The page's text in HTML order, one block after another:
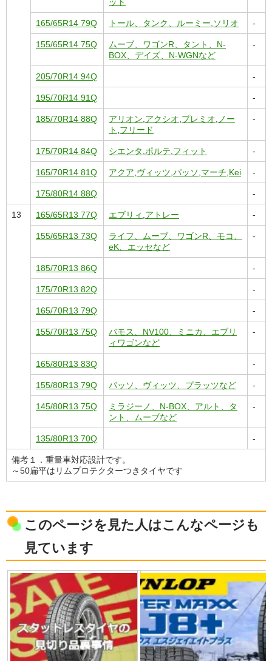
165/65R14 79Q トール、タンク、ルーミー ソリオ -
155/65R14 75Q
ムーブ、ワゴンR、タント、N-
BOX、デイズ、N-WGNなど
-
205/70R14 94Q -
195/70R14 91Q -
185/70R14 88Q アリオン アクシオ プレミオ ノー
ト フリード
-
175/70R14 84Q シエンタ ポルテ フィット -
165/70R14 81Q アクア ヴィッツ パッソ マーチ Kei -
175/80R14 88Q -
13 165/65R13 77Q エブリィ アトレー -
155/65R13 73Q
ライフ、ムーブ、ワゴンR、モコ、
eK、エッセなど
-
185/70R13 86Q -
175/70R13 82Q -
165/70R13 79Q -
155/70R13 75Q
バモス、NV100、ミニカ、エブリ
ィワゴンなど
-
165/80R13 83Q -
155/80R13 79Q パッソ、ヴィッツ、プラッツなど -
145/80R13 75Q
ミラジーノ、N-BOX、アルト、タ
ント、ムーブなど
-
135/80R13 70Q -
備考１．重量車対応設計です。
～50扁平はリムプロテクターつきタイヤです
このページを見た人はこんなページも
見ています